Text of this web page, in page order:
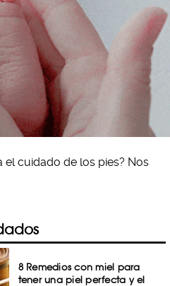
el cuidado de los pies? Nos
8 Remedios con miel para
tener una piel perfecta y el